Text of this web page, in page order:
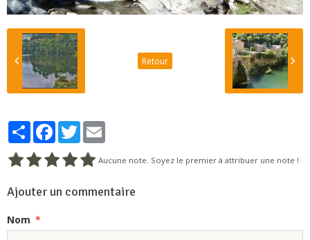
Retour
PartagerFacebook
Twitter
Aucune note. Soyez le premier à attribuer une note !
Ajouter un commentaire
Nom